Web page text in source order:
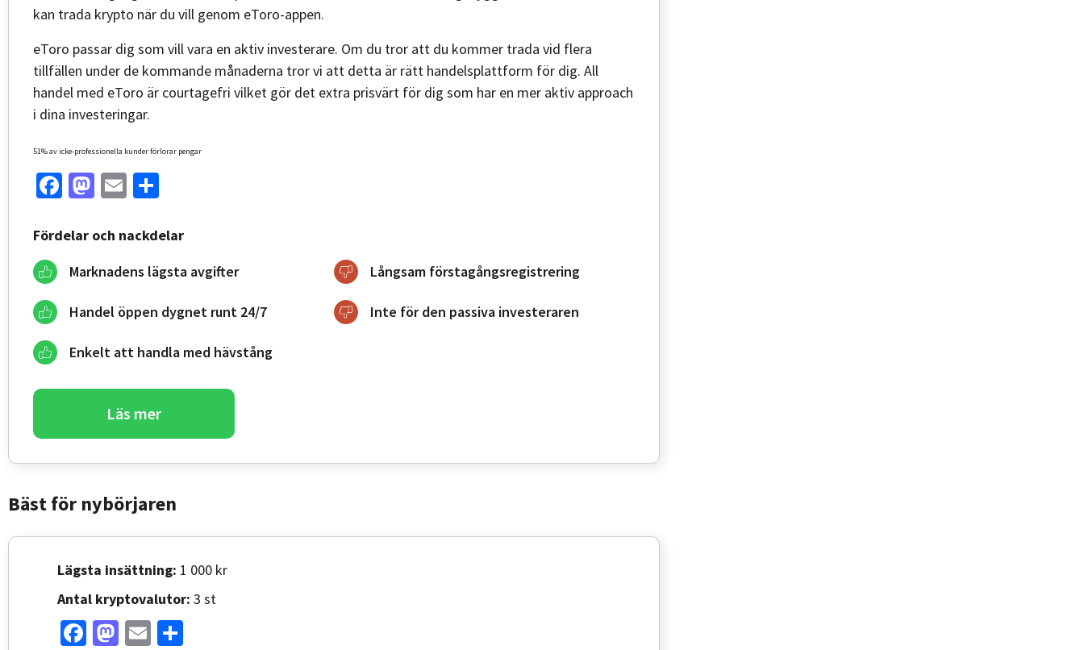
kan trada krypto när du vill genom eToro-appen.
eToro passar dig som vill vara en aktiv investerare. Om du tror att du kommer trada vid flera
tillfällen under de kommande månaderna tror vi att detta är rätt handelsplattform för dig. All
handel med eToro är courtagefri vilket gör det extra prisvärt för dig som har en mer aktiv approach
i dina investeringar.
51% av icke-professionella kunder förlorar pengar
Facebook
Mastodon
Email
Fördelar och nackdelar
Marknadens lägsta avgifter
Handel öppen dygnet runt 24/7
Enkelt att handla med hävstång
Långsam förstagångsregistrering
Inte för den passiva investeraren
Läs mer
Bäst för nybörjaren
Lägsta insättning: 1 000 kr
Antal kryptovalutor: 3 st
Facebook
Mastodon
Email